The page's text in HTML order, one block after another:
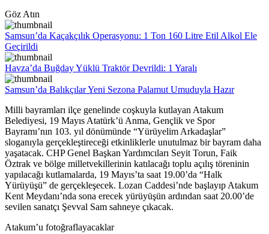
Göz Atın
Samsun’da Kaçakçılık Operasyonu: 1 Ton 160 Litre Etil Alkol Ele
Geçirildi
Havza’da Buğday Yüklü Traktör Devrildi: 1 Yaralı
Samsun’da Balıkçılar Yeni Sezona Palamut Umuduyla Hazır
Milli bayramları ilçe genelinde coşkuyla kutlayan Atakum
Belediyesi, 19 Mayıs Atatürk’ü Anma, Gençlik ve Spor
Bayramı’nın 103. yıl dönümünde “Yürüyelim Arkadaşlar”
sloganıyla gerçekleştireceği etkinliklerle unutulmaz bir bayram daha
yaşatacak. CHP Genel Başkan Yardımcıları Seyit Torun, Faik
Öztrak ve bölge milletvekillerinin katılacağı toplu açılış töreninin
yapılacağı kutlamalarda, 19 Mayıs’ta saat 19.00’da “Halk
Yürüyüşü” de gerçekleşecek. Lozan Caddesi’nde başlayıp Atakum
Kent Meydanı’nda sona erecek yürüyüşün ardından saat 20.00’de
sevilen sanatçı Şevval Sam sahneye çıkacak.
Atakum’u fotoğraflayacaklar